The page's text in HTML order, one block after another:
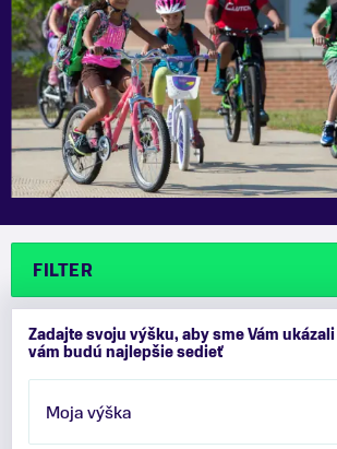
FILTER
Zadajte svoju výšku, aby sme Vám
vám budú najlepšie sedieť
Moja výška